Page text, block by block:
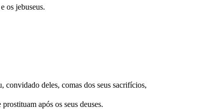
os jebuseus.
convidado deles, comas dos seus sacrifícios,
após os seus deuses.